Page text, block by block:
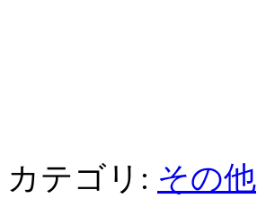
カテゴリ: その他